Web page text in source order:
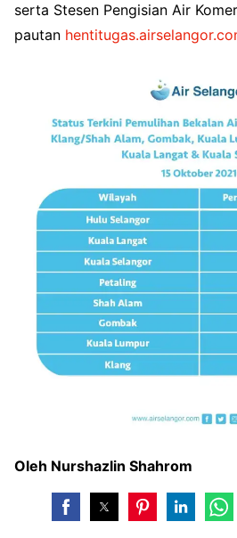
serta Stesen Pengisian Air
pautan
Oleh Nurshazlin Shahrom